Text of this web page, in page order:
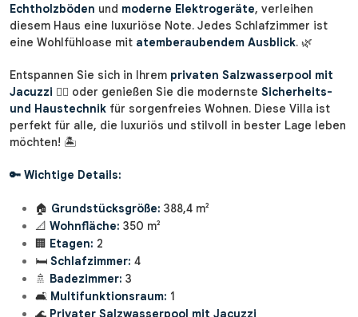
Echtholzböden und moderne Elektrogeräte, verleihen
diesem Haus eine luxuriöse Note. Jedes Schlafzimmer ist
eine Wohlfühloase mit atemberaubendem Ausblick. 🌿
Entspannen Sie sich in Ihrem privaten Salzwasserpool mit
Jacuzzi 🏊‍♀️ oder genießen Sie die modernste Sicherheits-
und Haustechnik für sorgenfreies Wohnen. Diese Villa ist
perfekt für alle, die luxuriös und stilvoll in bester Lage leben
möchten! 🏝️
🔑 Wichtige Details:
🏠 Grundstücksgröße: 388,4 m²
📐 Wohnfläche: 350 m²
🏢 Etagen: 2
🛏️ Schlafzimmer: 4
🚿 Badezimmer: 3
🛋️ Multifunktionsraum: 1
🌊 Privater Salzwasserpool mit Jacuzzi